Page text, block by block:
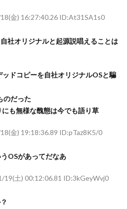
金) 16:27:40.26 ID:At31SA1s0
社オリジナルと起源説唱えることは
ドコピーを自社オリジナルOSと騙
のだった
も無様な醜態は今でも語り草
金) 19:18:36.89 ID:pTaz8K5/0
OSがあってだなあ
19(土) 00:12:06.81 ID:3kGeyWvj0